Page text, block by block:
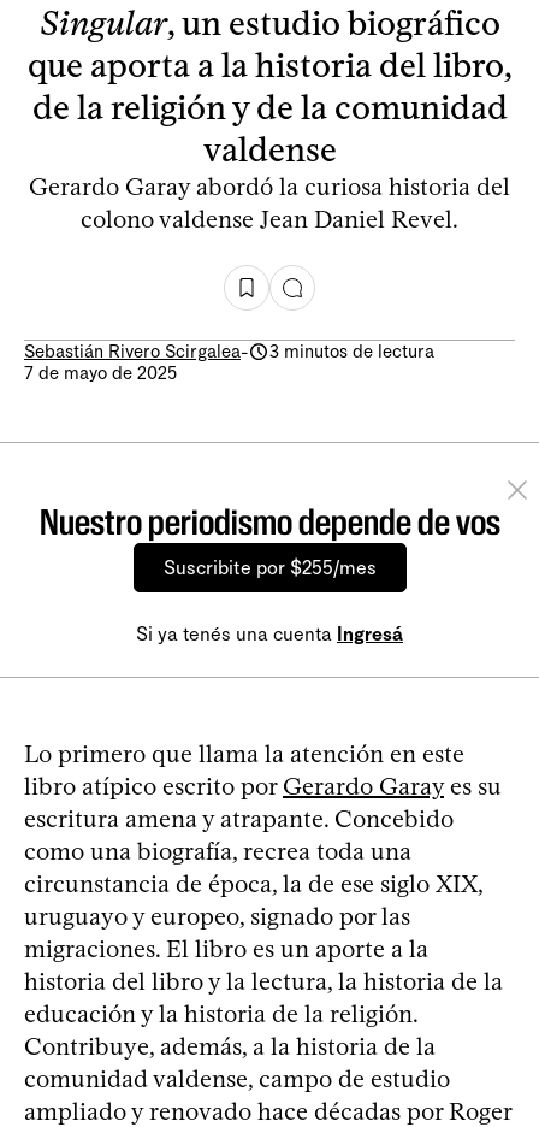
Singular, un estudio biográfico
que aporta a la historia del libro,
de la religión y de la comunidad
valdense
Gerardo Garay abordó la curiosa historia del
colono valdense Jean Daniel Revel.
Sebastián Rivero Scirgalea-
3 minutos de lectura
7 de mayo de 2025
Nuestro periodismo depende de vos
Suscribite por $255/mes
Si ya tenés una cuenta Ingresá
Lo primero que llama la atención en este
libro atípico escrito por Gerardo Garayes su
escritura amena y atrapante. Concebido
como una biografía, recrea toda una
circunstancia de época, la de ese siglo XIX,
uruguayo y europeo, signado por las
migraciones. El libro es un aporte a la
historia del libro y la lectura, la historia de la
educación y la historia de la religión.
Contribuye, además, a la historia de la
comunidad valdense, campo de estudio
ampliado y renovado hace décadas por Roger